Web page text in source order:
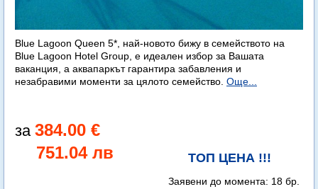
Blue Lagoon Queen 5*, най-новото бижу в семейството на
Blue Lagoon Hotel Group, е идеален избор за Вашата
ваканция, а аквапаркът гарантира забавления и
незабравими моменти за цялото семейство. Още...
384.00 €
751.04 лв
ТОП ЦЕНА !!!
Заявени до момента: 18 бр.